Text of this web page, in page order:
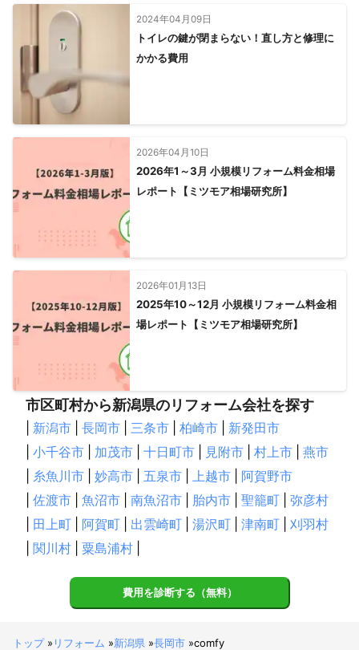
2024年04月09日
トイレの鍵が閉まらない！直し方と修理に
かかる費用
2026年04月10日
2026年1～3月 小規模リフォーム料金相場
レポート【ミツモア相場研究所】
2026年01月13日
2025年10～12月 小規模リフォーム料金相
場レポート【ミツモア相場研究所】
市区町村から新潟県のリフォーム会社を探す
新潟市 長岡市 三条市 柏崎市
新発田市
小千谷市 加茂市 十日町市 見附市 村上市
燕市
糸魚川市 妙高市 五泉市 上越市
阿賀野市
佐渡市 魚沼市 南魚沼市 胎内市 聖籠町
弥彦村
田上町 阿賀町 出雲崎町 湯沢町 津南町
刈羽村
関川村 粟島浦村
費用を診断する（無料）
トップ» リフォーム »新潟県 »長岡市 »comfy